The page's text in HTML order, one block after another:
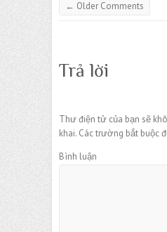
Comment
← Older Comments
Trả lời
Thư điện tử của bạn sẽ
khai. Các trường bắt buộc
Bình luận